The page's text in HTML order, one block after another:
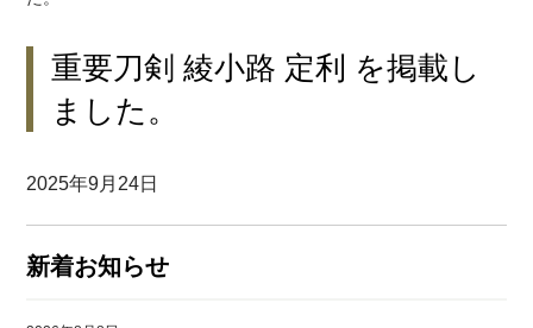
重要刀剣 綾小路 定利 を掲載し
ました。
2025年9月24日
新着お知らせ